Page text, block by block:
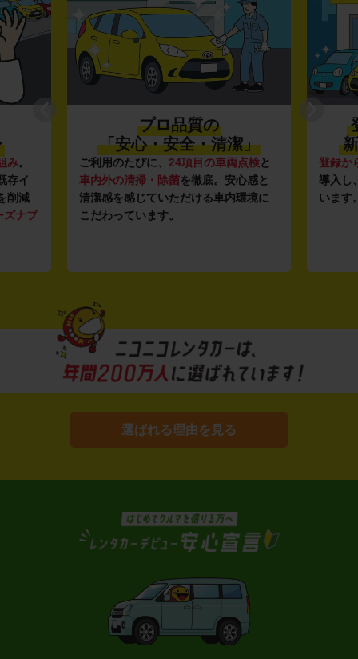
み。
存イ
削減
ズナブ
プロ品質の
「安心・安全・清潔」
ご利用のたびに、 24項目の車両点検と
車内外の清掃・除菌を徹底。安心感と
清潔感を感じていただける車内環境に
こだわっています。
登録か
導入し
います
選ばれる理由を見る